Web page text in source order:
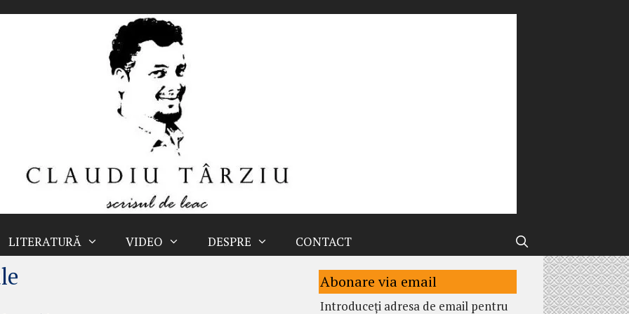
LITERATURĂ VIDEO DESPRE CONTACT
Abonare via email
Introduceți adresa de email pentru